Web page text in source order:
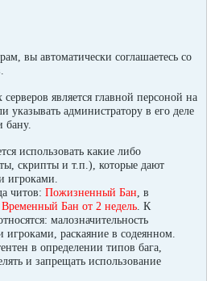
вы автоматически соглашаетесь со
является главной персоной на
указывать администратору в его деле
бану.
использовать какие либо
скрипты и т.п.), которые дают
игроками.
читов: Пожизненный Бан , в
Временный Бан от 2 недель . К
малозначительность
игроками, раскаяние в содеянном.
в определении типов бага,
и запрещать использование